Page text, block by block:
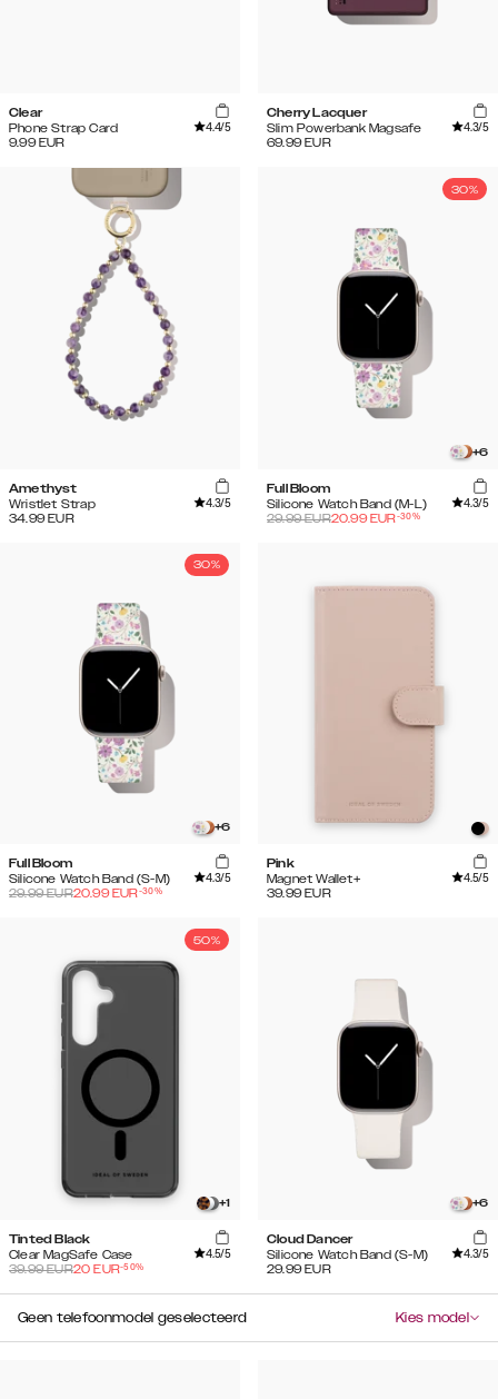
Clear
Phone Strap Card
4.4/5
9.99 EUR
Cherry Lacquer
Slim Powerbank Magsafe
4.3/5
69.99 EUR
Amethyst
Wristlet Strap
4.3/5
34.99 EUR
30%
+6
Full Bloom
Silicone Watch Band (M-L)
4.3/5
29.99EUR20.99 EUR-30%
30%
+6
Full Bloom
Silicone Watch Band (S-M)
4.3/5
29.99EUR20.99 EUR-30%
Pink
Magnet Wallet+
4.5/5
39.99 EUR
50%
+1
Tinted Black
Clear MagSafe Case
4.5/5
39.99EUR20 EUR-50%
+6
Cloud Dancer
Silicone Watch Band (S-M)
4.3/5
29.99 EUR
Geen telefoonmodel geselecteerd Kies model